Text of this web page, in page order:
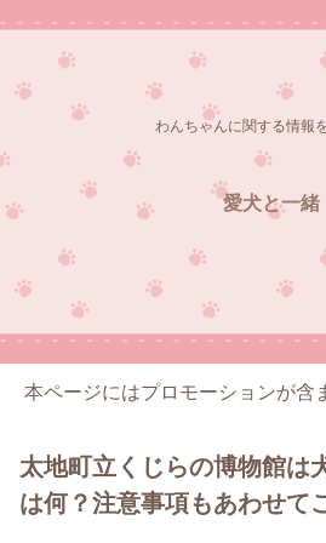
わんちゃんに関する情報
愛犬と一緒
本ページにはプロモーションが含
太地町立くじらの博物館は
は何？注意事項もあわせて